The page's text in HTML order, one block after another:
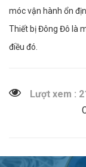
móc vận hành ổn
Thiết bị Đông Đô là
điều đó.
Lượt xem :